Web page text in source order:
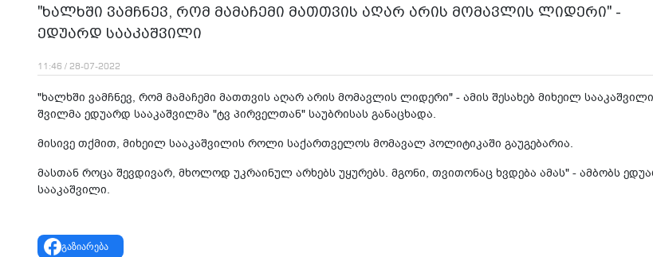
"ხალხში ვამჩნევ, რომ მამაჩემი მათთვის აღარ არის მომავლის ლიდერი" -
ედუარდ სააკაშვილი
11:46 / 28-07-2022
"ხალხში ვამჩნევ, რომ მამაჩემი მათთვის აღარ არის მომავლის ლიდერი" - ამის შესახებ მიხეილ
შვილმა ედუარდ სააკაშვილმა "ტვ პირველთან" საუბრისას განაცხადა.
მისივე თქმით, მიხეილ სააკაშვილის როლი საქართველოს მომავალ პოლიტიკაში გაუგებარია.
მასთან როცა შევდივარ, მხოლოდ უკრაინულ არხებს უყურებს. მგონი, თვითონაც ხვდება ამას" - ამბობს
სააკაშვილი.
გაზიარება